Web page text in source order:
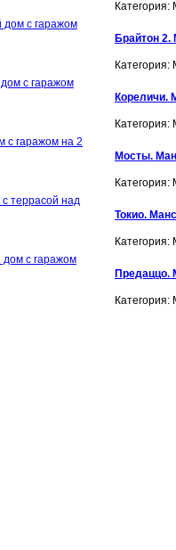
Брайтон
Кореличи.
Мосты.
Токио.
Предаццо.